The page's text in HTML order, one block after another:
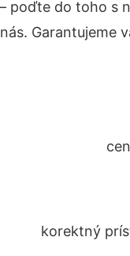
– poďte do toho s
Garantujeme
korektný